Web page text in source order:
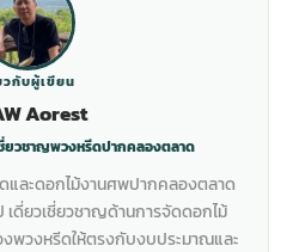
วกับผู้เขียน
Aorest
ชี่ยวชาญพวงหรีดปากคลองตลาด
และดอกไม้งานศพปากคลองตลาด
ดี่ยวเชี่ยวชาญด้านการจัดดอกไม้
งพวงหรีดให้ตรงกับงบประมาณและ